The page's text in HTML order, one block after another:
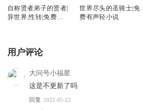
自称贤者弟子的贤者|
异世界,性转|免费有
世界尽头的圣骑士|免
费有声轻小说
用户评论
大问号小福星
这是不更新了吗
回复 2022-05-22